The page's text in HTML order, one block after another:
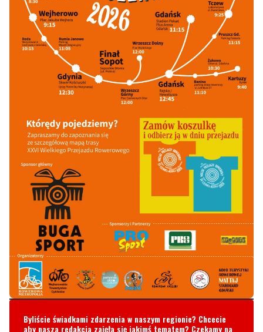
Byliście świadkami zdarzenia w naszym regionie? Chcecie
aby nasza redakcja zajęła się jakimś tematem? Czekamy na